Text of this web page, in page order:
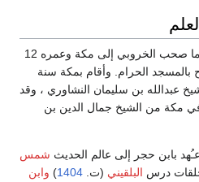
بلغ علمه شأناً عالياً حتى أنه عندما صحب الخروبي إلى مكة وعمره 12
بالمسجد الحرام. وأقام بمكة سنة
عبدالله بن سليمان النشاوري ، وقد
مكة من الشيخ جمال الدين بن
بابن حجر إلى عالم الحديث شمس
درس البلقيني (ت. 1404
) وابن